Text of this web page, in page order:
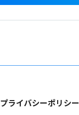
プライバシーポリシー